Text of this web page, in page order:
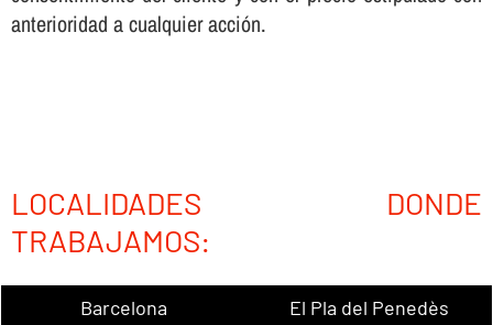
anterioridad a cualquier acción.
LOCALIDADES DONDE
TRABAJAMOS:
Barcelona
El Pla del Penedès